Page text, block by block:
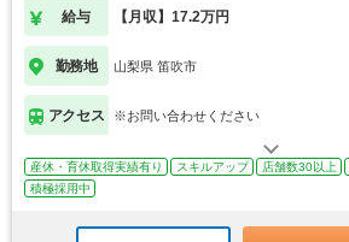
給与 【月収】17.2万円
勤務地 山梨県 笛吹市
アクセス ※お問い合わせください
産休・育休取得実績有り スキルアップ 店舗数30以上
積極採用中